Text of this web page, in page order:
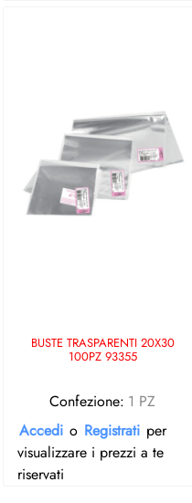
BUSTE TRASPARENTI 20X30
100PZ 93355
Confezione: 1 PZ
Accedi o Registrati per
visualizzare i prezzi a te
riservati